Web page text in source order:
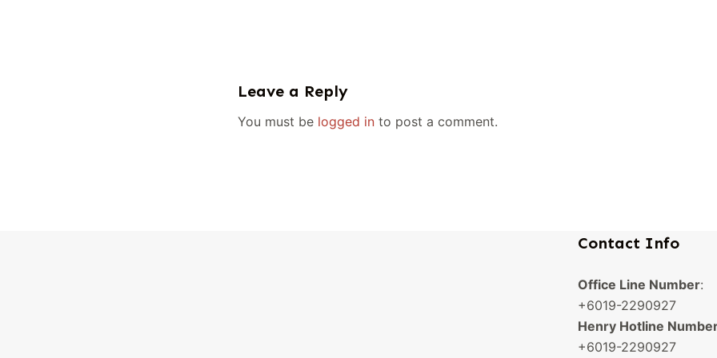
Leave a Reply
You must be logged in to post a comment.
Contact Info
Office Line Number:
+6019-2290927
Henry Hotline
+6019-2290927